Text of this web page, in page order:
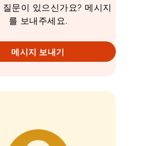
문이 있으신가요? 메시지
를 보내주세요.
메시지 보내기